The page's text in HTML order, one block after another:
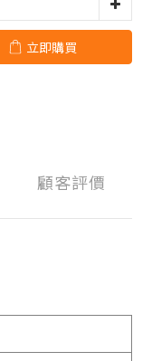
立即購買
顧客評價